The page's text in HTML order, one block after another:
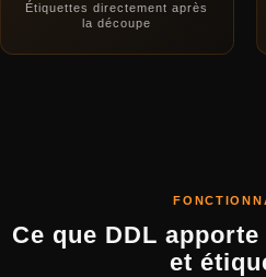
Étiquettes directement après
la découpe
Ce que DDL
et